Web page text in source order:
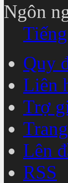
Ngôn
Quy
Liên
Trợ
Lên
RSS